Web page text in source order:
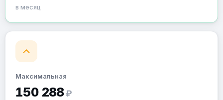
в месяц
Максимальная
150 288 ₽